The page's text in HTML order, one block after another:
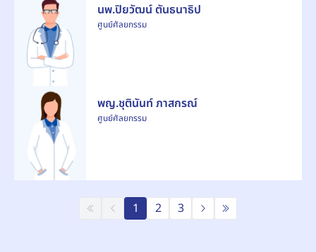
นพ.ปิยวัฒน์ ตันธนาธิป
ศูนย์ศัลยกรรม
พญ.ชุตินันท์ ภาสกรณ์
ศูนย์ศัลยกรรม
1 2 3